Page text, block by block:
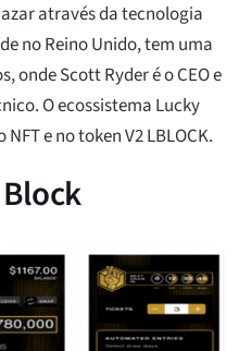
através da tecnologia
no Reino Unido, tem uma
onde Scott Ryder é o CEO e
O ecossistema Lucky
e no token V2 LBLOCK.